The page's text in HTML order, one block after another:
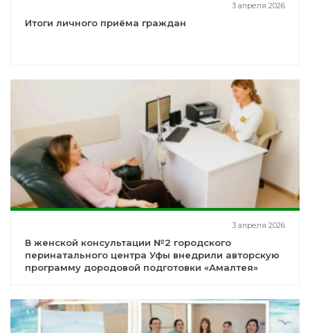
3 апреля 2026
Итоги личного приёма граждан
3 апреля 2026
В женской консультации №2 городского
перинатального центра Уфы внедрили авторскую
программу дородовой подготовки «Амалтея»